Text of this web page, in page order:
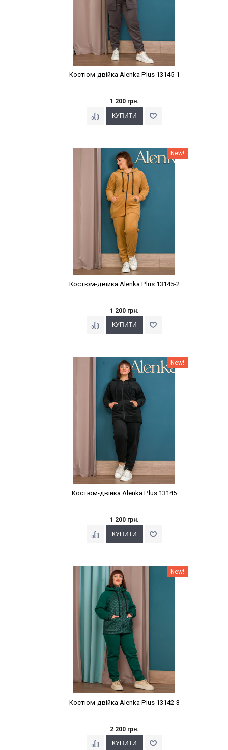
Костюм-двійка Alenka Plus 13145-1
1 200 грн.
Наклейки Варіант з % New!
Костюм-двійка Alenka Plus 13145-2
1 200 грн.
Наклейки Варіант з % New!
Костюм-двійка Alenka Plus 13145
1 200 грн.
Наклейки Варіант з % New!
Костюм-двійка Alenka Plus 13142-3
2 200 грн.